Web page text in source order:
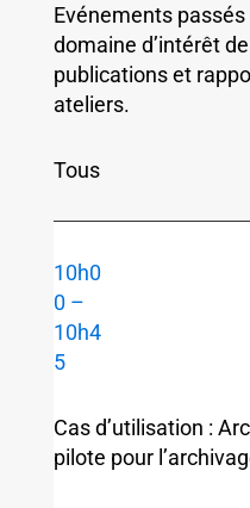
Evénements
domaine d’intérêt
publications et
ateliers.
Tous
10h0
0 –
10h4
5
Cas d’utilisation :
pilote pour